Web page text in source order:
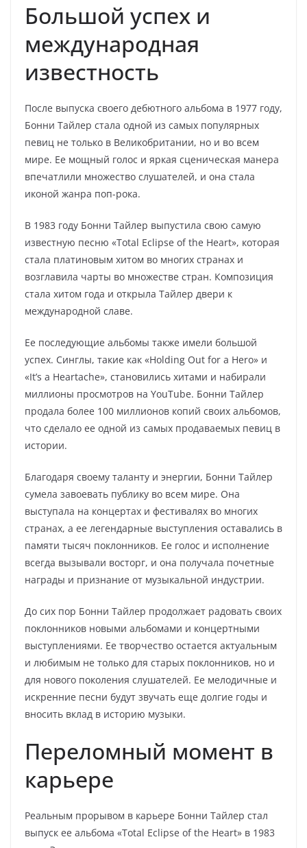
Большой успех и
международная
известность
После выпуска своего дебютного альбома в 1977 году,
Бонни Тайлер стала одной из самых популярных
певиц не только в Великобритании, но и во всем
мире. Ее мощный голос и яркая сценическая манера
впечатлили множество слушателей, и она стала
иконой жанра поп-рока.
В 1983 году Бонни Тайлер выпустила свою самую
известную песню «Total Eclipse of the Heart», которая
стала платиновым хитом во многих странах и
возглавила чарты во множестве стран. Композиция
стала хитом года и открыла Тайлер двери к
международной славе.
Ее последующие альбомы также имели большой
успех. Синглы, такие как «Holding Out for a Hero» и
«It’s a Heartache», становились хитами и набирали
миллионы просмотров на YouTube. Бонни Тайлер
продала более 100 миллионов копий своих альбомов,
что сделало ее одной из самых продаваемых певиц в
истории.
Благодаря своему таланту и энергии, Бонни Тайлер
сумела завоевать публику во всем мире. Она
выступала на концертах и фестивалях во многих
странах, а ее легендарные выступления оставались в
памяти тысяч поклонников. Ее голос и исполнение
всегда вызывали восторг, и она получала почетные
награды и признание от музыкальной индустрии.
До сих пор Бонни Тайлер продолжает радовать своих
поклонников новыми альбомами и концертными
выступлениями. Ее творчество остается актуальным
и любимым не только для старых поклонников, но и
для нового поколения слушателей. Ее мелодичные и
искренние песни будут звучать еще долгие годы и
вносить вклад в историю музыки.
Переломный момент в
карьере
Реальным прорывом в карьере Бонни Тайлер стал
выпуск ее альбома «Total Eclipse of the Heart» в 1983